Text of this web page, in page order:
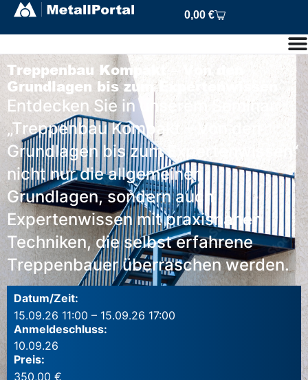
0,00 €
Treppenbau Kompakt – Von den
Grundlagen bis zum Expertenwissen
Entdecken Sie in unserem Seminar
„Treppenbau Kompakt – Von den
Grundlagen bis zum Expertenwissen“
nicht nur die allgemeinen
Grundlagen, sondern auch
Expertenwissen mit praxisnahen
Techniken, die selbst erfahrene
Treppenbauer überraschen werden.
Datum/Zeit:
15.09.26 11:00 – 15.09.26 17:00
Anmeldeschluss:
10.09.26
Preis:
350,00 €